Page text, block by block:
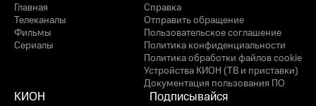
Главная
Телеканалы
Фильмы
Сериалы
Справка
Отправить обращение
Пользовательское соглашение
Политика конфиденциальности
Политика обработки файлов cookie
Устройства КИОН (ТВ и приставки)
Документация пользования ПО
КИОН Подписывайся